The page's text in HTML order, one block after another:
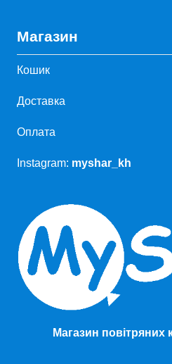
Магазин
Кошик
Доставка
Оплата
Instagram: myshar_kh
Магазин повітряних